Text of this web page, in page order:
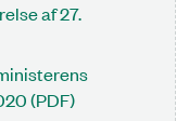
af 27.
(PDF)